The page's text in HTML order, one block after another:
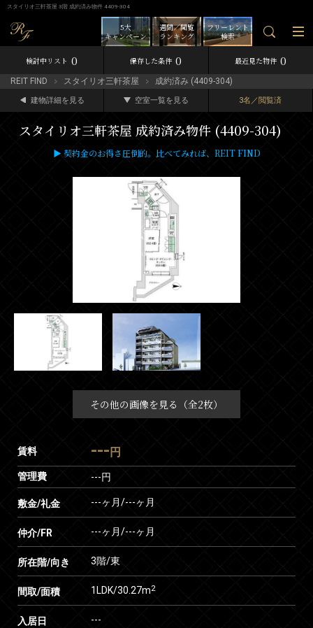
スタイリオ三軒茶屋 3階 成約済み物件 4409-304
フリーレント
検索
週間／閲覧
ランキング
5大
キャンペーン
検討中リスト 0 保存した条件 0 最近見た物件 0
REIT FIND スタイリオ三軒茶屋 成約済み (4409-304)
建物詳細を見る 空室一覧を見る 3名／閲覧済
スタイリオ三軒茶屋 成約済み物件 (4409-304)
▶ 契約金のお得さ圧倒的。比べてみれば、REIT FIND
その他の画像を見る（全2枚）
賃料 --- 円
管理費 ---円
敷金/礼金 ---ヶ月/---ヶ月
仲介/FR ---ヶ月/---ヶ月
所在階/向き 3階/東
間取/面積 1LDK/30.27m2
入居日 ---